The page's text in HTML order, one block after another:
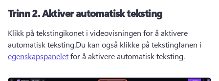
Trinn 2.Aktiver automatisk teksting
Klikk på tekstingikonet i videovisningen for å aktivere
automatisk teksting.Du kan også klikke på tekstingfanen i
egenskapspanelet for å aktivere automatisk teksting.